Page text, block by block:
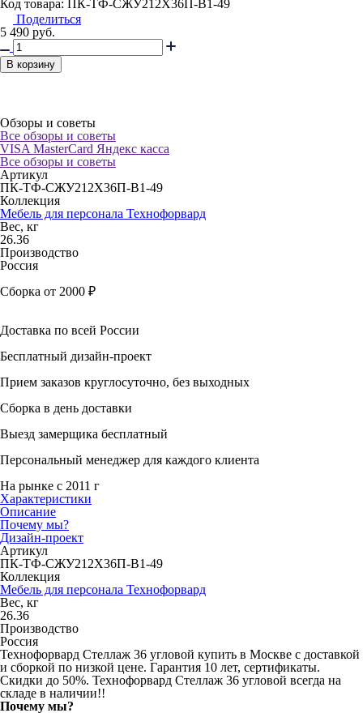
Код товара: ПК-ТФ-СЖУ212Х36П-В1-49
Поделиться
5 490 руб.
В корзину
Обзоры и советы
Все обзоры и советы
VISA MasterCard Яндекс касса
Все обзоры и советы
Артикул
ПК-ТФ-СЖУ212Х36П-В1-49
Коллекция
Мебель для персонала Технофорвард
Вес, кг
26.36
Производство
Россия
Сборка от 2000 ₽
Доставка по всей России
Бесплатный дизайн-проект
Прием заказов круглосуточно, без выходных
Сборка в день доставки
Выезд замерщика бесплатный
Персональный менеджер для каждого клиента
На рынке с 2011 г
Характеристики
Описание
Почему мы?
Дизайн-проект
Артикул
ПК-ТФ-СЖУ212Х36П-В1-49
Коллекция
Мебель для персонала Технофорвард
Вес, кг
26.36
Производство
Россия
Технофорвард Стеллаж 36 угловой купить в Москве с доставкой
и сборкой по низкой цене. Гарантия 10 лет, сертификаты.
Скидки до 50%. Технофорвард Стеллаж 36 угловой всегда на
складе в наличии!!
Почему мы?